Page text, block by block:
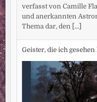
verfasst von Camille
und anerkannten
Thema dar, den
[...]
Geister, die ich gesehen